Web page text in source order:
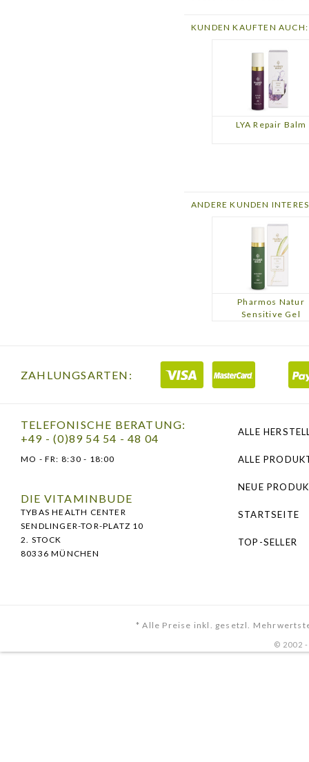
und die
Inhaltsstoffe
83%: Aloe
*aus
KUNDEN KAUFTEN AUCH:
LYA Repair Balm
ANDERE KUNDEN
Pharmos Natur
Sensitive Gel
ZAHLUNGSARTEN:
TELEFONISCHE BERATUNG:
+49 - (0)89 54 54 - 48 04
MO - FR: 8:30 - 18:00
DIE VITAMINBUDE
TYBAS HEALTH CENTER
SENDLINGER-TOR-PLATZ 10
2. STOCK
80336 MÜNCHEN
ALLE
ALLE
NEUE
STARTSEITE
TOP-SELLER
* Alle Preise inkl. gesetzl.
© 2002